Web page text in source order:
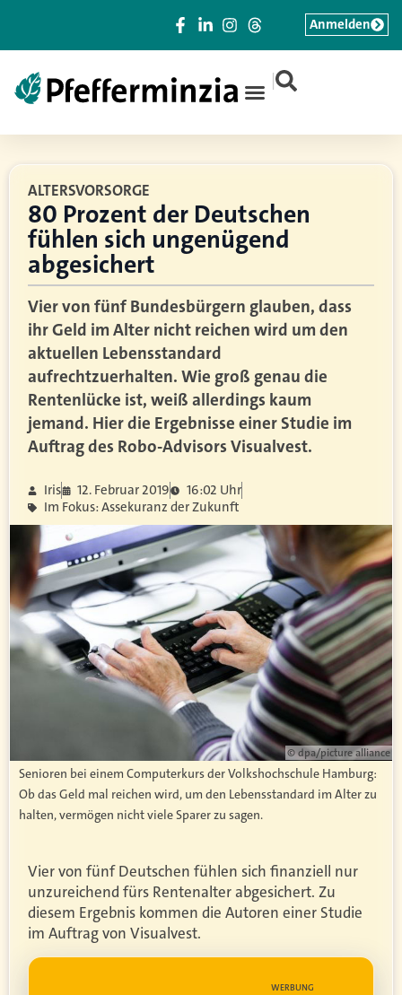
|
Anmelden
ALTERSVORSORGE
80 Prozent der Deutschen
fühlen sich ungenügend
abgesichert
Vier von fünf Bundesbürgern glauben, dass
ihr Geld im Alter nicht reichen wird um den
aktuellen Lebensstandard
aufrechtzuerhalten. Wie groß genau die
Rentenlücke ist, weiß allerdings kaum
jemand. Hier die Ergebnisse einer Studie im
Auftrag des Robo-Advisors Visualvest.
Iris 12. Februar 2019
16:02 Uhr
Im Fokus: Assekuranz der Zukunft
© dpa/picture alliance
Senioren bei einem Computerkurs der Volkshochschule Hamburg:
Ob das Geld mal reichen wird, um den Lebensstandard im Alter zu
halten, vermögen nicht viele Sparer zu sagen.
Vier von fünf Deutschen fühlen sich finanziell nur
unzureichend fürs Rentenalter abgesichert. Zu
diesem Ergebnis kommen die Autoren einer Studie
im Auftrag von Visualvest.
WERBUNG